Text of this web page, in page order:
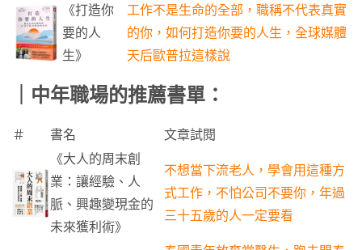
《打造你
要的人
生》
工作不是生命的全部，職稱不代表真實
的你，如何打造你要的人生，全球媒體
天后歐普拉這樣說
｜中年職場的推薦書單：
＃ 書名
文章試閱
《大人的周末創
業：讓經驗、人
脈、興趣變現金的
未來獲利術》
不想當下流老人，學會用這種方
式工作，不怕公司不要你，年過
三十五歲的人一定要看